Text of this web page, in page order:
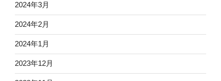
2024年3月
2024年2月
2024年1月
2023年12月